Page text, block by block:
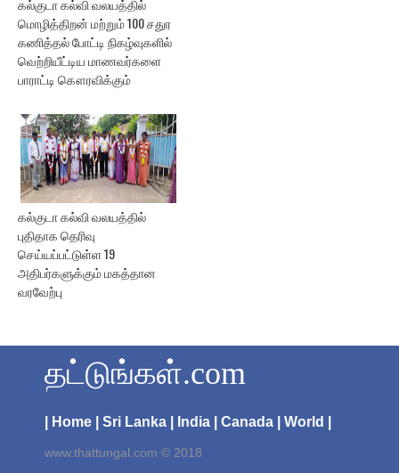
கல்குடா கல்வி வலயத்தில்
மொழித்திறன் மற்றும் 100 சதுர
கணித்தல் போட்டி நிகழ்வுகளில்
வெற்றியீட்டிய மாணவர்களை
பாராட்டி கௌரவிக்கும்
கல்குடா கல்வி வலயத்தில்
புதிதாக தெரிவு
செய்யப்பட்டுள்ள 19
அதிபர்களுக்கும் மகத்தான
வரவேற்பு
தட்டுங்கள்.com
| Home | Sri Lanka | India | Canada | World |
www.thattungal.com © 2018